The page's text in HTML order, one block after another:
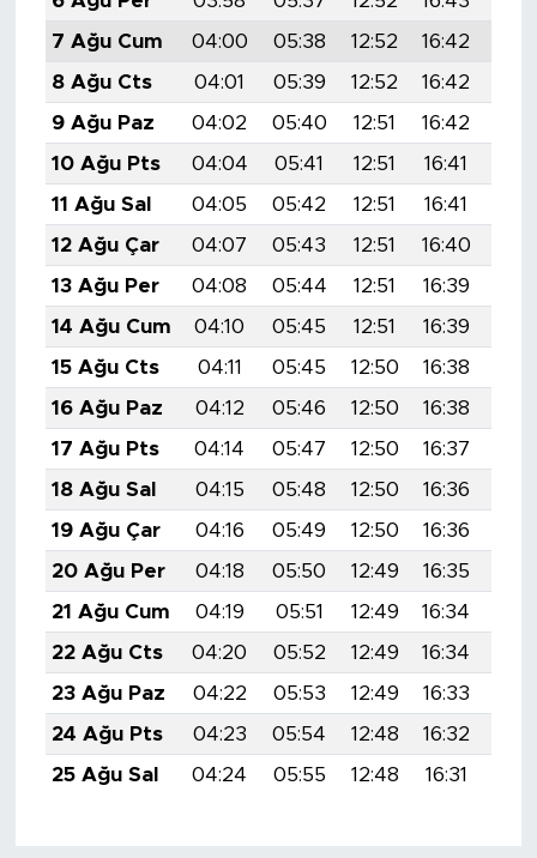
7 Ağu Cum
04:00 05:38 12:52 16:42
8 Ağu Cts
04:01 05:39 12:52 16:42
9 Ağu Paz
04:02 05:40 12:51 16:42
10 Ağu Pts
04:04 05:41 12:51 16:41
11 Ağu Sal
04:05 05:42 12:51 16:41
12 Ağu Çar
04:07 05:43 12:51 16:40
13 Ağu Per
04:08 05:44 12:51 16:39
14 Ağu Cum
04:10 05:45 12:51 16:39
15 Ağu Cts
04:11 05:45 12:50 16:38
16 Ağu Paz
04:12 05:46 12:50 16:38
17 Ağu Pts
04:14 05:47 12:50 16:37
18 Ağu Sal
04:15 05:48 12:50 16:36
19 Ağu Çar
04:16 05:49 12:50 16:36
20 Ağu Per
04:18 05:50 12:49 16:35
21 Ağu Cum
04:19 05:51 12:49 16:34
22 Ağu Cts
04:20 05:52 12:49 16:34
23 Ağu Paz
04:22 05:53 12:49 16:33
24 Ağu Pts
04:23 05:54 12:48 16:32
25 Ağu Sal
04:24 05:55 12:48 16:31